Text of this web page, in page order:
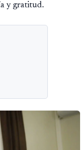
y gratitud.